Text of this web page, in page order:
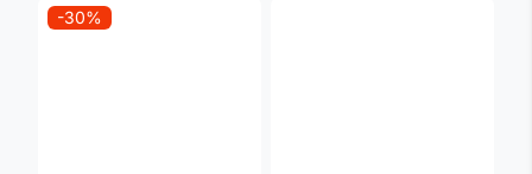
-30%